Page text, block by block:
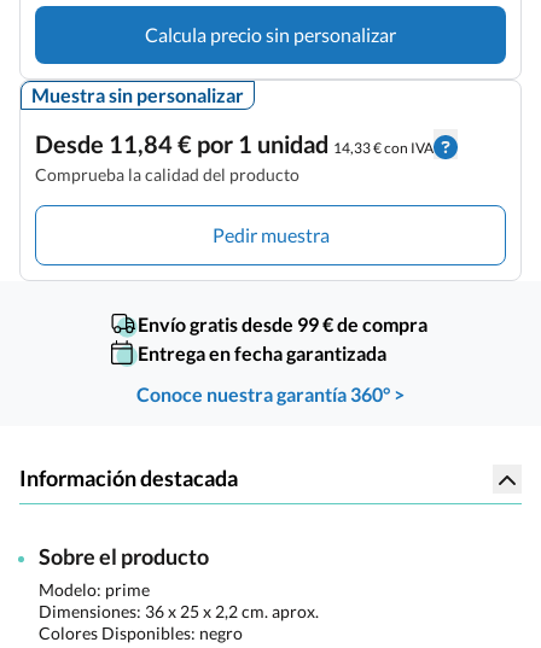
Calcula precio sin personalizar
Muestra sin personalizar
Desde 11,84 € por 1 unidad 14,33 € con IVA
Comprueba la calidad del producto
Pedir muestra
Envío gratis desde 99 € de compra
Entrega en fecha garantizada
Conoce nuestra garantía 360° >
Información destacada
Sobre el producto
Modelo: prime
Dimensiones: 36 x 25 x 2,2 cm. aprox.
Colores Disponibles: negro